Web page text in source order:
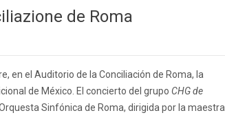
de Roma
en el Auditorio de la Conciliación de Roma, la
de México. El concierto del grupo CHG de
Sinfónica de Roma, dirigida por la maestra